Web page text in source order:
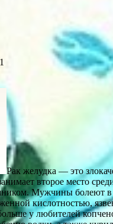
Рак желудка — это
второе место
Мужчины болеют в
кислотностью,
у любителей